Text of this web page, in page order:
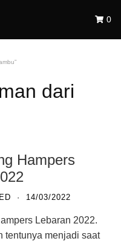
0
dari
Hampers
· 14/03/2022
Lebaran 2022.
tentunya menjadi saat